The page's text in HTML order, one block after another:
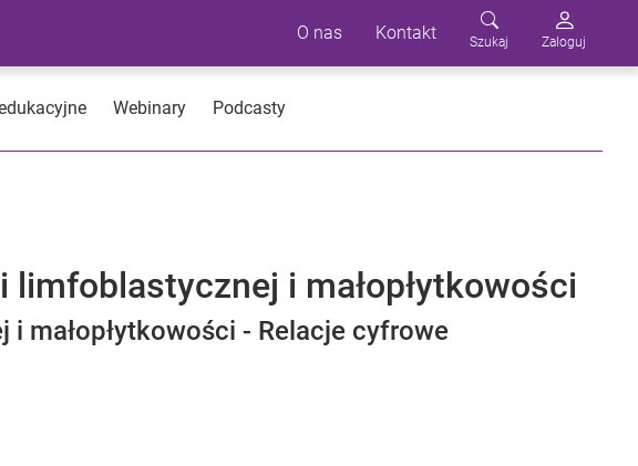
O nas Kontakt Szukaj Zaloguj
Webinary Podcasty
i małopłytkowości
małopłytkowości - Relacje cyfrowe